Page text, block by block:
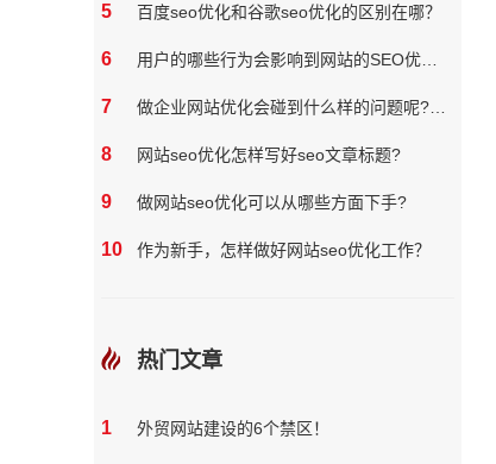
5 百度seo优化和谷歌seo优化的区别在哪？
6
7
8 网站seo优化怎样写好seo文章标题?
9 做网站seo优化可以从哪些方面下手?
10 作为新手，怎样做好网站seo优化工作？
热门文章
1 外贸网站建设的6个禁区！